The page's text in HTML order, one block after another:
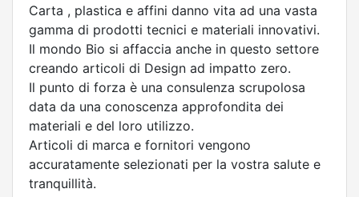
Carta , plastica e affini danno vita ad una vasta
gamma di prodotti tecnici e materiali innovativi.
Il mondo Bio si affaccia anche in questo settore
creando articoli di Design ad impatto zero.
Il punto di forza è una consulenza scrupolosa
data da una conoscenza approfondita dei
materiali e del loro utilizzo.
Articoli di marca e fornitori vengono
accuratamente selezionati per la vostra salute e
tranquillità.